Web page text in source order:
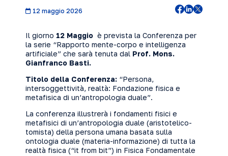
12 maggio 2026
Il giorno 12 Maggio è prevista la Conferenza per
la serie “Rapporto mente-corpo e intelligenza
artificiale” che sarà tenuta dal Prof. Mons.
Gianfranco Basti.
Titolo della Conferenza: “Persona,
intersoggettività, realtà: Fondazione fisica e
metafisica di un’antropologia duale”.
La conferenza illustrerà i fondamenti fisici e
metafisici di un’antropologia duale (aristotelico-
tomista) della persona umana basata sulla
ontologia duale (materia-informazione) di tutta la
realtà fisica (“it from bit”) in Fisica Fondamentale